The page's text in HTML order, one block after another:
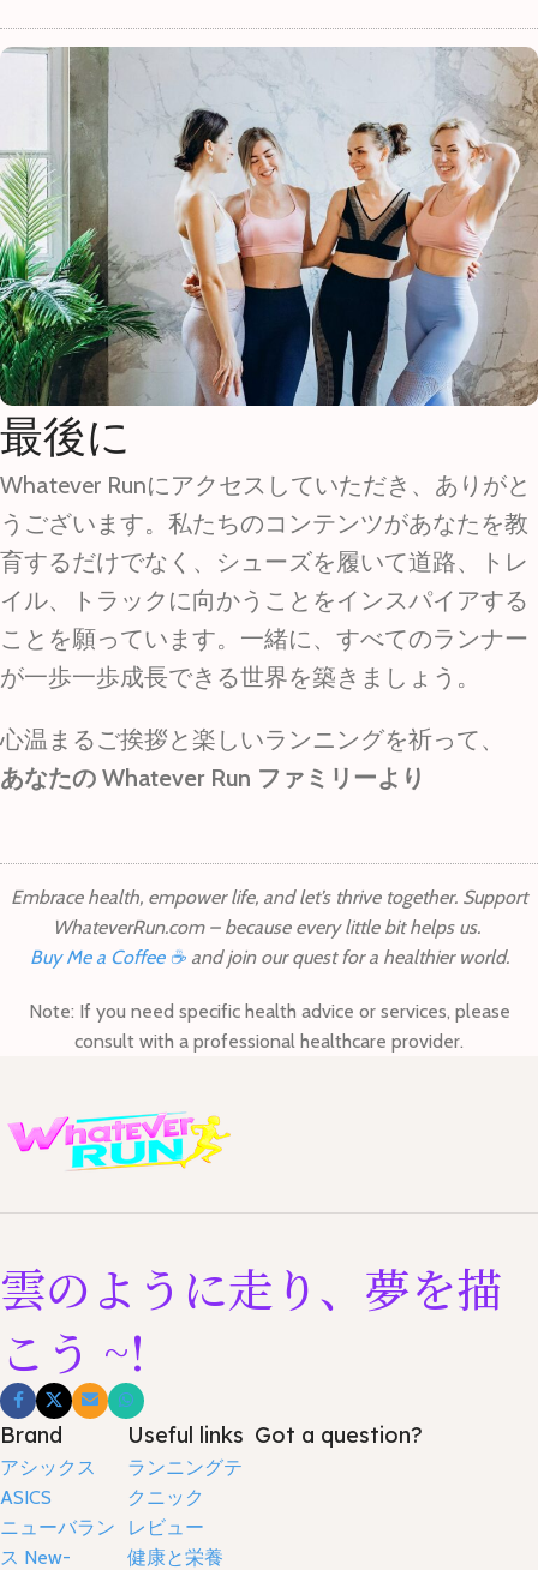
最後に
Whatever Runにアクセスしていただき、ありがと
うございます。私たちのコンテンツがあなたを教
育するだけでなく、シューズを履いて道路、トレ
イル、トラックに向かうことをインスパイアする
ことを願っています。一緒に、すべてのランナー
が一歩一歩成長できる世界を築きましょう。
心温まるご挨拶と楽しいランニングを祈って、
あなたの Whatever Run ファミリーより
Embrace health, empower life, and let’s thrive together. Support
WhateverRun.com – because every little bit helps us.
Buy Me a Coffee ☕and join our quest for a healthier world.
Note: If you need specific health advice or services, please
consult with a professional healthcare provider.
雲のように走り、夢を描
こう ~!
Brand
アシックス
ASICS
ニューバラン
ス New-
Useful links
ランニングテ
クニック
レビュー
健康と栄養
Got a question?